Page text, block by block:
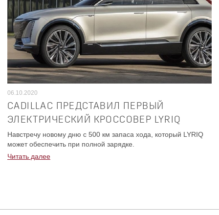
06.10.2020
CADILLAC ПРЕДСТАВИЛ ПЕРВЫЙ
ЭЛЕКТРИЧЕСКИЙ КРОССОВЕР LYRIQ
Навстречу новому дню с 500 км запаса хода, который LYRIQ
может обеспечить при полной зарядке.
Читать далее